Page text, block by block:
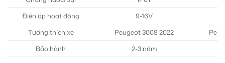
Điện áp hoạt động
9-16V
Tương thích xe
Peugeot 3008 2022
Bảo hành
2-3 năm